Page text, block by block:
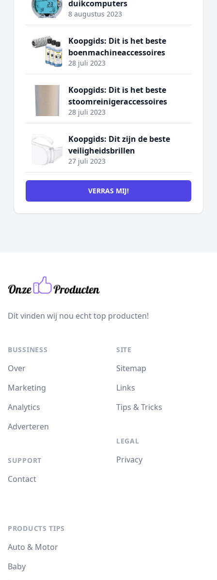
duikcomputers
8 augustus 2023
Koopgids: Dit is het beste
boenmachineaccessoires
28 juli 2023
Koopgids: Dit is het beste
stoomreinigeraccessoires
28 juli 2023
Koopgids: Dit zijn de beste
veiligheidsbrillen
27 juli 2023
VERRAS MIJ!
Dit vinden wij nou echt top producten!
BUSSINESS
Over
Marketing
Analytics
Adverteren
SUPPORT
Contact
SITE
Sitemap
Links
Tips & Tricks
LEGAL
Privacy
PRODUCTS TIPS
Auto & Motor
Baby